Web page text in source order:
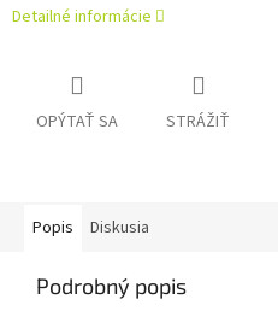
Detailné informácie
OPÝTAŤ SA STRÁŽIŤ
Popis Diskusia
Podrobný popis